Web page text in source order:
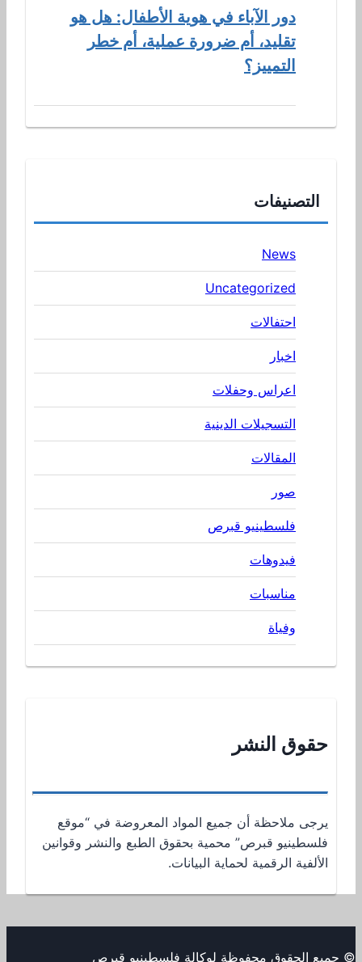
دور الآباء في هوية الأطفال: هل هو
تقليد، أم ضرورة عملية، أم خطر
التمييز؟
التصنيفات
News
Uncategorized
احتفالات
اخبار
اعراس وحفلات
التسجيلات الدينية
المقالات
صور
فلسطينيو قبرص
فيدوهات
مناسبات
وفياة
حقوق النشر
يرجى ملاحظة أن جميع المواد المعروضة في “موقع
فلسطينيو قبرص” محمية بحقوق الطبع والنشر وقوانين
الألفية الرقمية لحماية البيانات.
© جميع الحقوق محفوظة لوكالة فلسطينيو قبرص